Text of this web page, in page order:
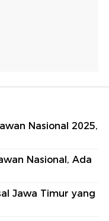
Nasional 2025,
Nasional, Ada
Jawa Timur yang